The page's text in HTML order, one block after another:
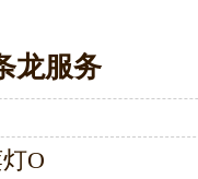
龙服务
O